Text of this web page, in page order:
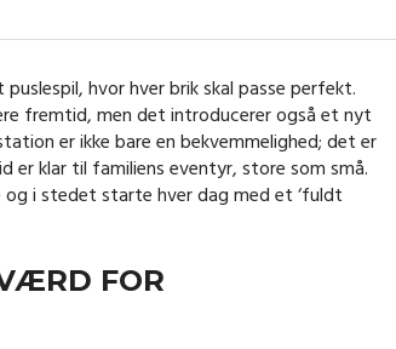
hvor hver brik skal passe perfekt.
fremtid, men det introducerer også et nyt
er ikke bare en bekvemmelighed; det er
er klar til familiens eventyr, store som små.
i stedet starte hver dag med et ‘fuldt
FOR